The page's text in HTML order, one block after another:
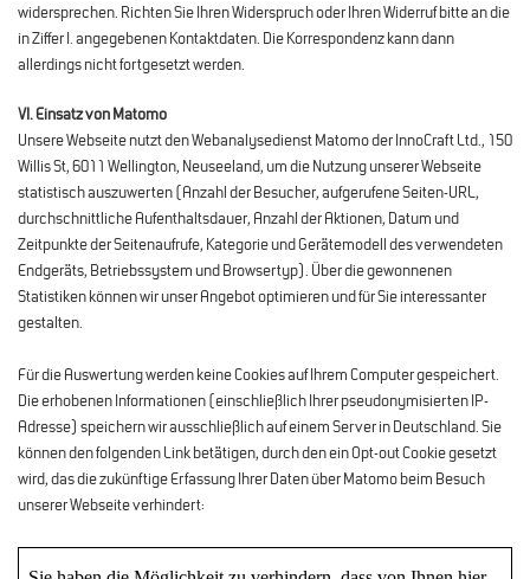
widersprechen. Richten Sie Ihren Widerspruch oder Ihren Widerruf bitte an die
in Ziffer I. angegebenen Kontaktdaten. Die Korrespondenz kann dann
allerdings nicht fortgesetzt werden.
VI. Einsatz von Matomo
Unsere Webseite nutzt den Webanalysedienst Matomo der InnoCraft Ltd., 150
Willis St, 6011 Wellington, Neuseeland, um die Nutzung unserer Webseite
statistisch auszuwerten (Anzahl der Besucher, aufgerufene Seiten-URL,
durchschnittliche Aufenthaltsdauer, Anzahl der Aktionen, Datum und
Zeitpunkte der Seitenaufrufe, Kategorie und Gerätemodell des verwendeten
Endgeräts, Betriebssystem und Browsertyp). Über die gewonnenen
Statistiken können wir unser Angebot optimieren und für Sie interessanter
gestalten.
Für die Auswertung werden keine Cookies auf Ihrem Computer gespeichert.
Die erhobenen Informationen (einschließlich Ihrer pseudonymisierten IP-
Adresse) speichern wir ausschließlich auf einem Server in Deutschland. Sie
können den folgenden Link betätigen, durch den ein Opt-out Cookie gesetzt
wird, das die zukünftige Erfassung Ihrer Daten über Matomo beim Besuch
unserer Webseite verhindert: